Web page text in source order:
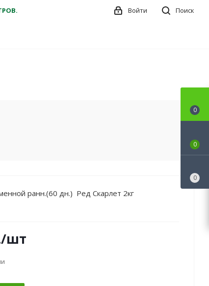
Поиск
Войти
ранн.(60 дн.) Ред Скарлет 2кг
/шт
0
0
0